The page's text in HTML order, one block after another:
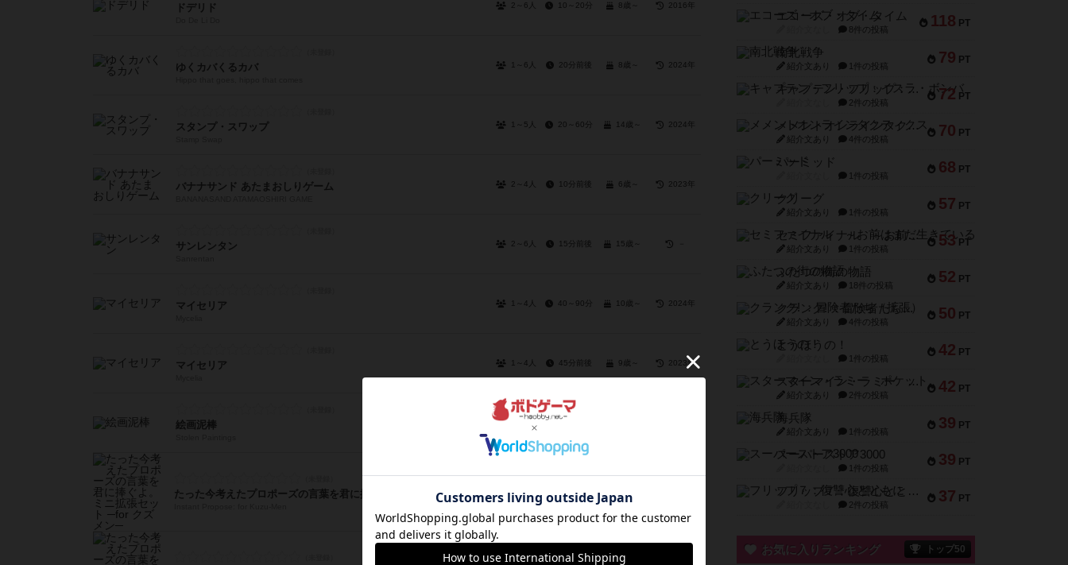
ドデリド 2～6人 10～20分 8歳～ 2016年
ゆくカバくるカバ 1～6人 20分前後 8歳～ 2024年
スタンプ・スワップ 1～5人 20～60分 14歳～ 2024年
バナナサンド あたまおしりゲーム 2～4人 10分前後 6歳～ 2023年
サンレンタン 2～6人 15分前後 15歳～
マイセリア 1～4人 40～90分 10歳～ 2024年
マイセリア 1～4人 45分前後 9歳～ 2023年
絵画泥棒 2～8人 20～45分
たった今考えたプロポーズの言葉を君に捧ぐよ。ミニ拡張セット ─for クズメン─ 3～6人 15～35分
118 PT
エコーズ・オブ・タイム
8件の投稿
79 PT
南北戦争
紹介文あり 1件の投稿
72 PT
キャプテン・フリップ：イスラ・ボンバ
2件の投稿
70 PT
メメントオンラインタクティクス
紹介文あり 4件の投稿
68 PT
パーミッド
1件の投稿
57 PT
クリーグ
紹介文あり 1件の投稿
53 PT
セミファイナル ～お前はまだ生きている～
紹介文あり 1件の投稿
52 PT
ふたつの街の物語
紹介文あり 18件の投稿
50 PT
クランク! ：冒険者たち（拡張）
紹介文あり 4件の投稿
42 PT
とうほうの！
1件の投稿
42 PT
スターマイン・ラミー ポケット
紹介文あり 2件の投稿
39 PT
海兵隊
紹介文あり 1件の投稿
39 PT
スーパーストア3000
1件の投稿
37 PT
フリップ７：復讐心とともに
2件の投稿
お気に入りランキング トップ50